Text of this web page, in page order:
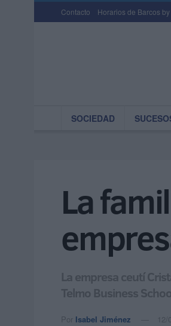
Contacto Horarios de Barcos
SOCIEDAD
La
La empresa ceutí
Telmo Business
Por Isabel Jiménez